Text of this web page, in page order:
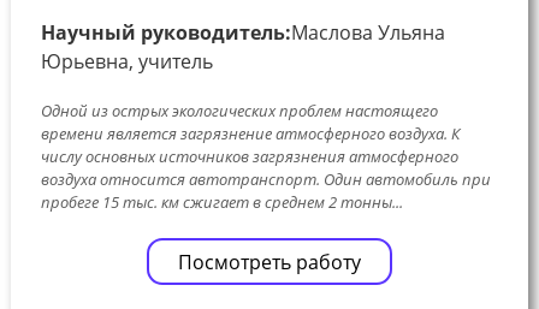
Научный руководитель:Маслова Ульяна
Юрьевна, учитель
Одной из острых экологических проблем настоящего
времени является загрязнение атмосферного воздуха. К
числу основных источников загрязнения атмосферного
воздуха относится автотранспорт. Один автомобиль при
пробеге 15 тыс. км сжигает в среднем 2 тонны...
Посмотреть работу